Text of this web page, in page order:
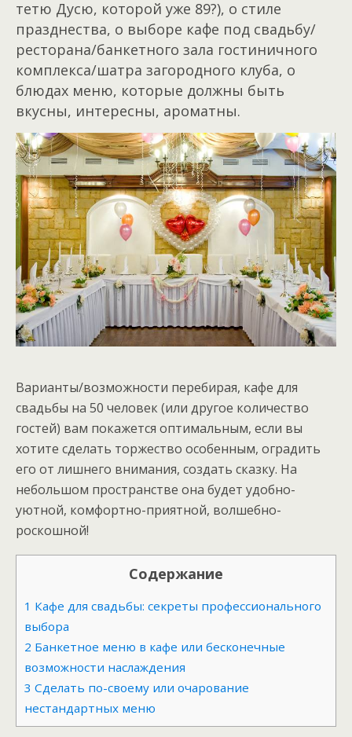
тетю Дусю, которой уже 89?), о стиле
празднества, о выборе кафе под свадьбу/
ресторана/банкетного зала гостиничного
комплекса/шатра загородного клуба, о
блюдах меню, которые должны быть
вкусны, интересны, ароматны.
Варианты/возможности перебирая, кафе для
свадьбы на 50 человек (или другое количество
гостей) вам покажется оптимальным, если вы
хотите сделать торжество особенным, оградить
его от лишнего внимания, создать сказку. На
небольшом пространстве она будет удобно-
уютной, комфортно-приятной, волшебно-
роскошной!
Содержание
1 Кафе для свадьбы: секреты профессионального
выбора
2 Банкетное меню в кафе или бесконечные
возможности наслаждения
3 Сделать по-своему или очарование
нестандартных меню